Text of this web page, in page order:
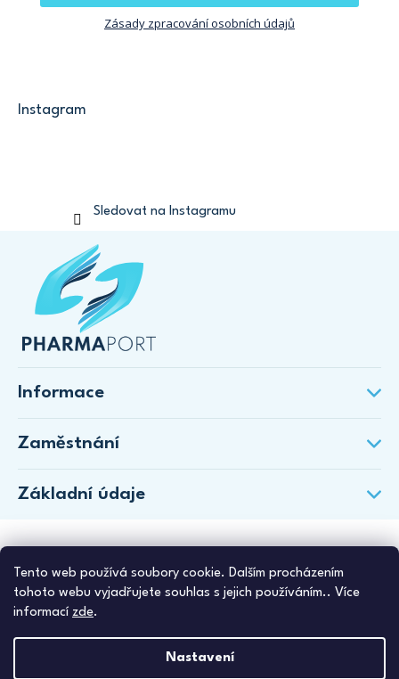
Tento web používá soubory cookie. Dalším procházením
tohoto webu vyjadřujete souhlas s jejich používáním.. Více
informací zde.
Nastavení
Zásady zpracování osobních údajů
Instagram
Sledovat na Instagramu
Informace
Zaměstnání
Základní údaje
PharmaPort. Všechna práva vyhrazena.